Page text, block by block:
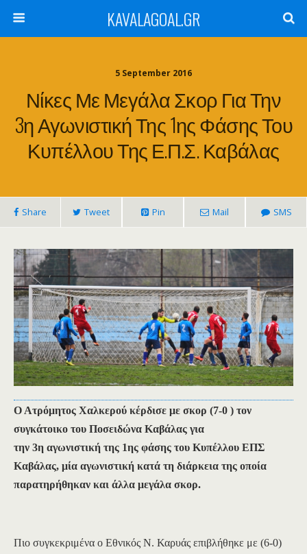
KAVALAGOAL.GR
5 September 2016
Νίκες Με Μεγάλα Σκορ Για Την
3η Αγωνιστική Της 1ης Φάσης Του
Κυπέλλου Της Ε.Π.Σ. Καβάλας
Share Tweet Pin Mail SMS
Ο Ατρόμητος Χαλκερού κέρδισε με σκορ (7-0 ) τον
συγκάτοικο του Ποσειδώνα Καβάλας για
την 3η αγωνιστική της 1ης φάσης του Κυπέλλου ΕΠΣ
Καβάλας, μία αγωνιστική κατά τη διάρκεια της οποία
παρατηρήθηκαν και άλλα μεγάλα σκορ.
Πιο συγκεκριμένα ο Εθνικός Ν. Καρυάς επιβλήθηκε με (6-0)